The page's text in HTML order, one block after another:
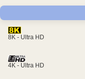
8K - Ultra HD
4K - Ultra HD